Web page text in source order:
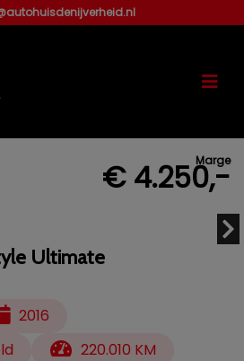
Marge
€ 4.250,-
Ultimate
2016
220.010 KM